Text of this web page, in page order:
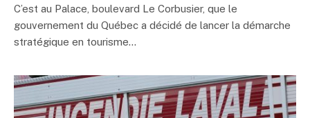
C’est au Palace, boulevard Le Corbusier, que le
gouvernement du Québec a décidé de lancer la démarche
stratégique en tourisme…